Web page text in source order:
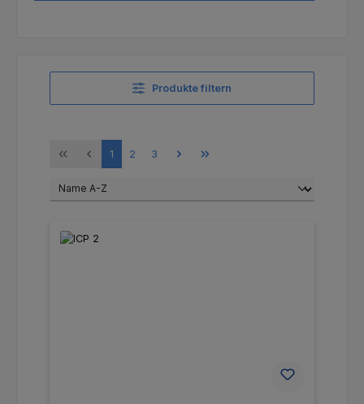
Produkte filtern
Seite
1 Seite
2 Seite
3